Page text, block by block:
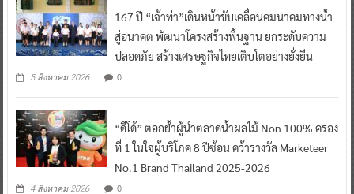
167 ปี “เจ้าท่า”เดินหน้าขับเคลื่อนคมนาคมทางน้ำ
สู่อนาคต พัฒนาโครงสร้างพื้นฐาน ยกระดับความ
ปลอดภัย สร้างเศรษฐกิจไทยเติบโตอย่างยั่งยืน
5 สิงหาคม 2026 0
“ดีโด้” ตอกย้ำผู้นำตลาดน้ำผลไม้ Non 100% ครอง
ที่ 1 ในใจผู้บริโภค 8 ปีซ้อน คว้ารางวัล Marketeer
No.1 Brand Thailand 2025-2026
4 สิงหาคม 2026 0